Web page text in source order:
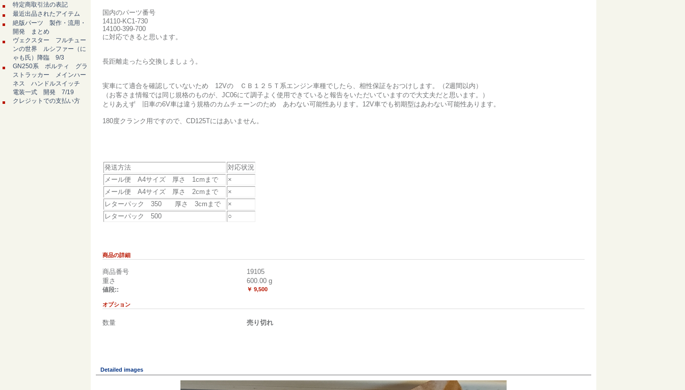
特定商取引法の表記
最近出品されたアイテム
絶版パーツ 製作・流用・
開発 まとめ
ヴェクスター フルチュー
ンの世界 ルシファー（に
ゃも氏）降臨 9/3
GN250系 ボルティ グラ
ストラッカー メインハー
ネス ハンドルスイッチ
電装一式 開発 7/19
クレジットでの支払い方
国内のパーツ番号
14110-KC1-730
14100-399-700
に対応できると思います。
長距離走ったら交換しましょう。
実車にて適合を確認していないため 12Vの ＣＢ１２５Ｔ系エンジン車種でしたら、相性保証をおつけします。（2週間以内）
（お客さま情報では同じ規格のものが、JC06にて調子よく使用できていると報告をいただいていますので大丈夫だと思います。）
とりあえず 旧車の6V車は違う規格のカムチェーンのため あわない可能性あります。12V車でも初期型はあわない可能性あります。
180度クランク用ですので、CD125Tにはあいません。
発送方法
対応状況
メール便 A4サイズ 厚さ 1cmまで
×
メール便 A4サイズ 厚さ 2cmまで
×
レターパック 350 厚さ 3cmまで
×
レターパック 500
○
商品の詳細
商品番号
19105
重さ
600.00 g
値段:: ￥ 9,500
オプション
数量 売り切れ
Detailed images